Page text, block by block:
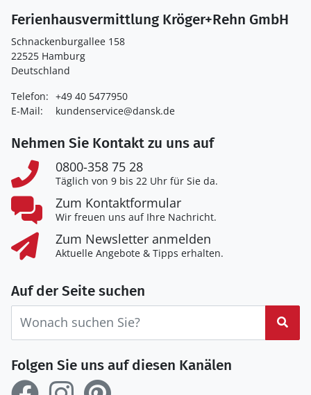
Ferienhausvermittlung Kröger+Rehn GmbH
Schnackenburgallee 158
22525 Hamburg
Deutschland
Telefon: +49 40 5477950
E-Mail:
kundenservice@dansk.de
Nehmen Sie Kontakt zu uns auf
0800-358 75 28
Täglich von 9 bis 22 Uhr für Sie da.
Zum Kontaktformular
Wir freuen uns auf Ihre Nachricht.
Zum Newsletter anmelden
Aktuelle Angebote & Tipps erhalten.
Auf der Seite suchen
Folgen Sie uns auf diesen Kanälen